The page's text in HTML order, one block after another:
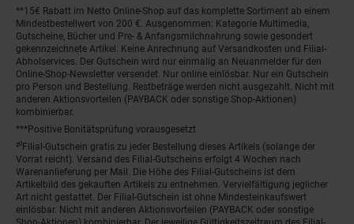
**15€ Rabatt im Netto Online-Shop auf das komplette Sortiment ab einem
Mindestbestellwert von 200 €. Ausgenommen: Kategorie Multimedia,
Gutscheine, Bücher und Pre- & Anfangsmilchnahrung sowie gesondert
gekennzeichnete Artikel. Keine Anrechnung auf Versandkosten und Filial-
Abholservices. Der Gutschein wird nur einmalig an Neuanmelder für den
Online-Shop-Newsletter versendet. Nur online einlösbar. Nur ein Gutschein
pro Person und Bestellung. Restbeträge werden nicht ausgezahlt. Nicht mit
anderen Aktionsvorteilen (PAYBACK oder sonstige Shop-Aktionen)
kombinierbar.
***Positive Bonitätsprüfung vorausgesetzt
²⁰Filial-Gutschein gratis zu jeder Bestellung dieses Artikels (solange der
Vorrat reicht). Versand des Filial-Gutscheins erfolgt 4 Wochen nach
Warenanlieferung per Mail. Die Höhe des Filial-Gutscheins ist dem
Artikelbild des gekauften Artikels zu entnehmen. Vervielfältigung jeglicher
Art nicht gestattet. Der Filial-Gutschein ist ohne Mindesteinkaufswert
einlösbar. Nicht mit anderen Aktionsvorteilen (PAYBACK oder sonstige